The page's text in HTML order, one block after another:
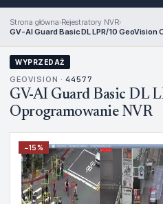
Strona główna›Rejestratory NVR›
GV-AI Guard Basic DL LPR/10 GeoVision
WYPRZEDAŻ
GEOVISION · 44577
GV-AI Guard Basic DL
Oprogramowanie NVR
−15%